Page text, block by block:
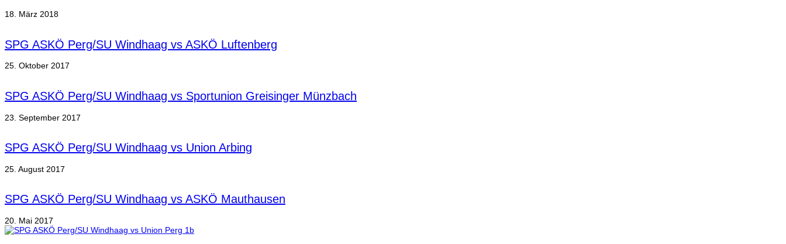
18. März 2018
SPG ASKÖ Perg/SU Windhaag vs ASKÖ Luftenberg
25. Oktober 2017
SPG ASKÖ Perg/SU Windhaag vs Sportunion Greisinger Münzbach
23. September 2017
SPG ASKÖ Perg/SU Windhaag vs Union Arbing
25. August 2017
SPG ASKÖ Perg/SU Windhaag vs ASKÖ Mauthausen
20. Mai 2017